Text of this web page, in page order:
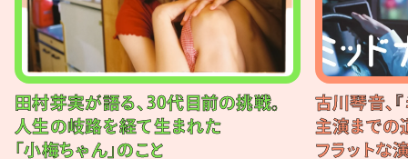
田村芽実が語る、30代目前の挑戦。
人生の岐路を経て生まれた
「小梅ちゃん」のこと
古川琴音、
主演までの
フラットな